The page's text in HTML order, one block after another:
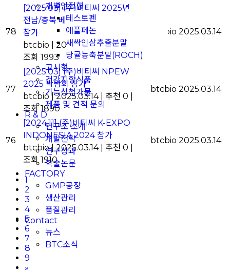
개별인정형
테스토펜
애플페논
새싹인삼추출분말
당귤농축분말(ROCH)
고시형
건강지향식품
기능성첨가물
제품 및 견적 문의
R & D
연구소 소개
개발전략
연구성과
학술논문
FACTORY
GMP공장
생산관리
품질관리
Contact
뉴스
BTC소식
78
[2025.03] (주)비티씨 2025년
전남/충북 베트남 소비재 전략사절단
참가
btcbio
2025.03.14 | 추천 0
조회 1993
btcbio 2025.03.14
77
[2025.03] (주)비티씨 NPEW
2025 박람회 참가
btcbio | 2025.03.14 추천 0
조회 1890
btcbio 2025.03.14
76
[2024.11] (주)비티씨 K-EXPO
INDONESIA 2024 참가
btcbio | 2025.03.14 추천 0
조회 1910
btcbio 2025.03.14
1
2
3
4
5
6
7
8
9
»